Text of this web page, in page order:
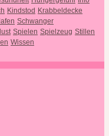
Kindstod Krabbeldecke
Schwanger
Spielen Spielzeug Stillen
Wissen